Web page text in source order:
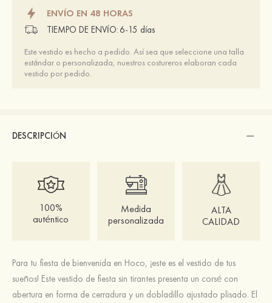
ENVÍO EN 48 HORAS
TIEMPO DE ENVÍO: 6-15 días
Este vestido es hecho a pedido. Así sea que seleccione una talla
estándar o personalizada, nuestros costureros elaboran cada
vestido por pedido.
DESCRIPCIÓN
100%
auténtico
Medida
personalizada
ALTA
CALIDAD
Para tu fiesta de bienvenida en Hoco, ¡este es el vestido de tus
sueños! Este vestido de fiesta sin tirantes presenta un corsé con
abertura en forma de cerradura y un dobladillo ajustado plisado. El